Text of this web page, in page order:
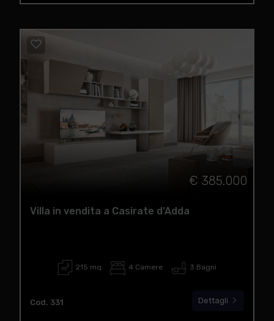
€ 385.000
Villa in vendita a Casirate d'Adda
215 mq 4 Camere 3 Bagni
Cod. 331 Dettagli